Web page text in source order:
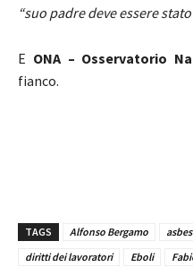
“suo padre deve essere
E ONA – Osservatorio
fianco.
TAGS Alfonso Bergamo
diritti dei lavoratori
Eboli